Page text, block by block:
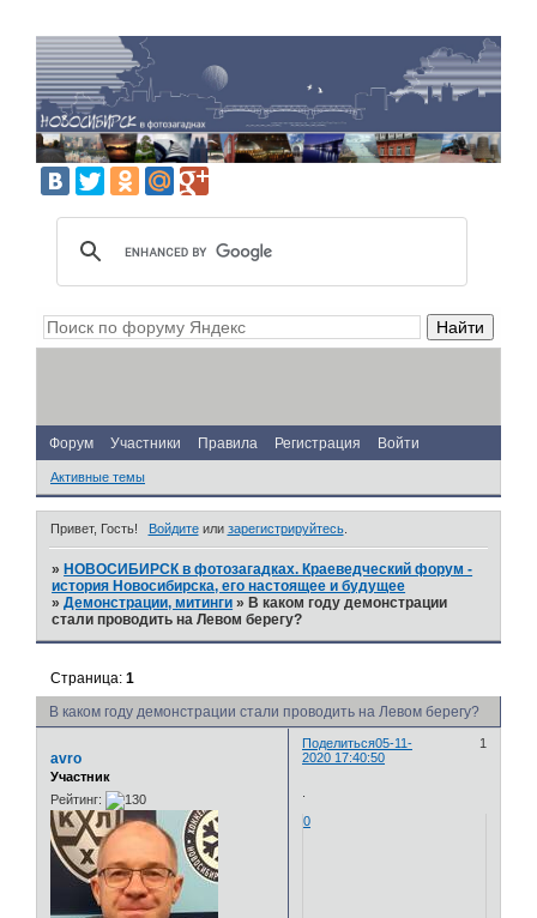
Форум Участники Правила Регистрация Войти
Активные темы
Привет, Гость! Войдитеили зарегистрируйтесь.
» НОВОСИБИРСК в фотозагадках. Краеведческий форум -
история Новосибирска, его настоящее и будущее
»Демонстрации, митинги » В каком году демонстрации
стали проводить на Левом берегу?
В каком году демонстрации стали проводить на Левом берегу?
Страница:1
Поделиться 1
05-11-
2020 17:40:50
avro
Участник
Рейтинг:
0